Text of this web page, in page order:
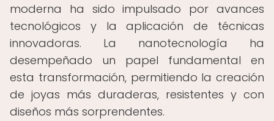
moderna ha sido impulsado por avances
tecnológicos y la aplicación de técnicas
innovadoras. La nanotecnología ha
desempeñado un papel fundamental en
esta transformación, permitiendo la creación
de joyas más duraderas, resistentes y con
diseños más sorprendentes.